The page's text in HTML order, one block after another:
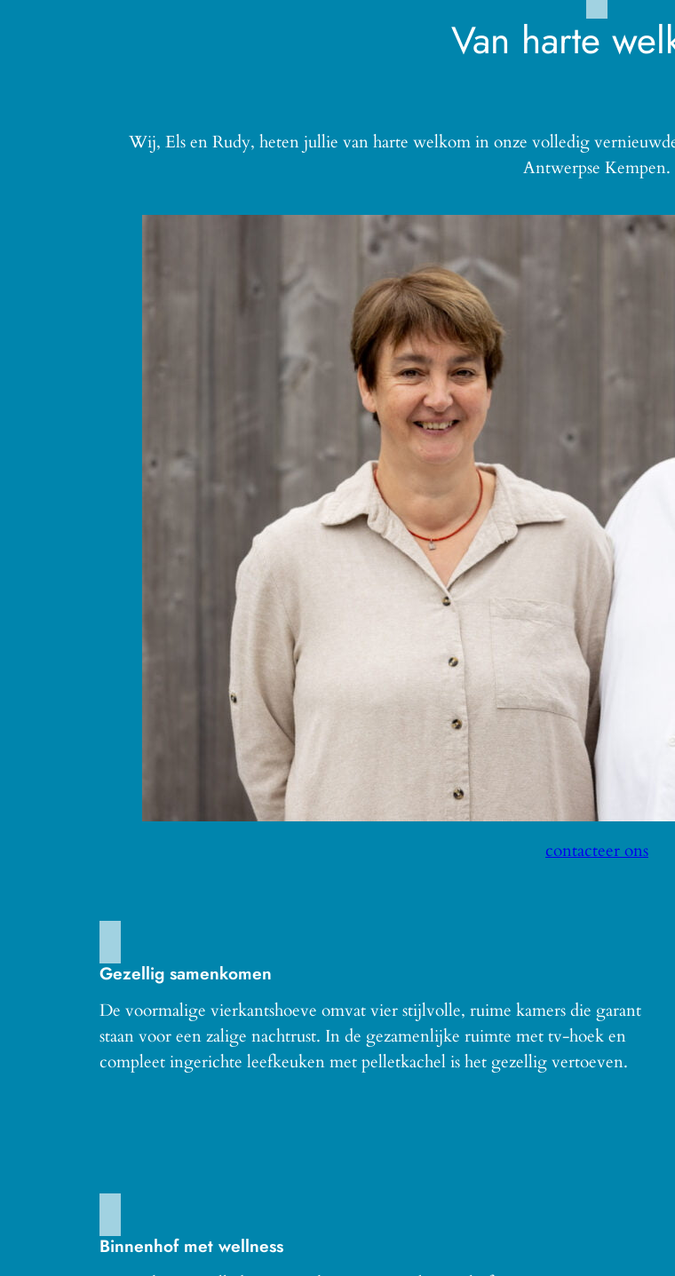
Van harte
Wij, Els en Rudy, heten jullie van harte welkom in onze volledig
Antwerpse Kempen.
contacteer ons
Gezellig samenkomen
De voormalige vierkantshoeve omvat vier stijlvolle, ruime kamers die garant
staan voor een zalige nachtrust. In de gezamenlijke ruimte met tv-hoek en
compleet ingerichte leefkeuken met pelletkachel is het gezellig vertoeven.
Binnenhof met wellness